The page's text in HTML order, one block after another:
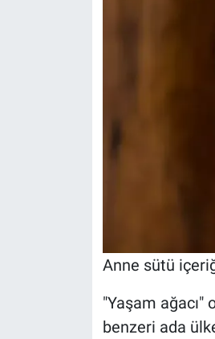
Anne sütü
"Yaşam ağacı"
benzeri ada